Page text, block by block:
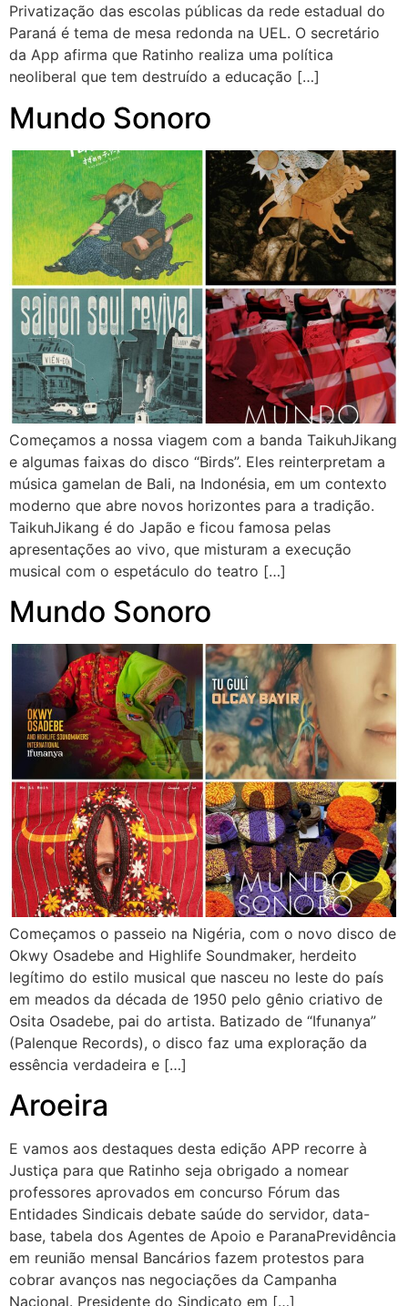
Privatização das escolas públicas da rede estadual do
Paraná é tema de mesa redonda na UEL. O secretário
da App afirma que Ratinho realiza uma política
neoliberal que tem destruído a educação […]
Mundo Sonoro
Começamos a nossa viagem com a banda TaikuhJikang
e algumas faixas do disco “Birds”. Eles reinterpretam a
música gamelan de Bali, na Indonésia, em um contexto
moderno que abre novos horizontes para a tradição.
TaikuhJikang é do Japão e ficou famosa pelas
apresentações ao vivo, que misturam a execução
musical com o espetáculo do teatro […]
Mundo Sonoro
Começamos o passeio na Nigéria, com o novo disco de
Okwy Osadebe and Highlife Soundmaker, herdeito
legítimo do estilo musical que nasceu no leste do país
em meados da década de 1950 pelo gênio criativo de
Osita Osadebe, pai do artista. Batizado de “Ifunanya”
(Palenque Records), o disco faz uma exploração da
essência verdadeira e […]
Aroeira
E vamos aos destaques desta edição APP recorre à
Justiça para que Ratinho seja obrigado a nomear
professores aprovados em concurso Fórum das
Entidades Sindicais debate saúde do servidor, data-
base, tabela dos Agentes de Apoio e ParanaPrevidência
em reunião mensal Bancários fazem protestos para
cobrar avanços nas negociações da Campanha
Nacional. Presidente do Sindicato em […]